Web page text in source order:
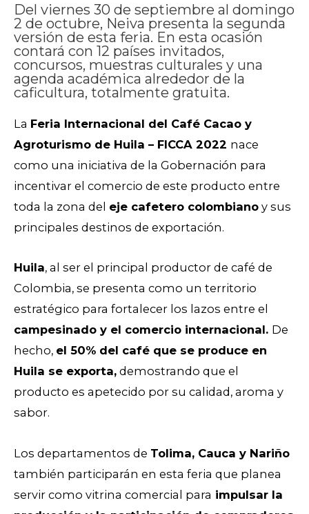
Del viernes 30 de septiembre al domingo
2 de octubre, Neiva presenta la segunda
versión de esta feria. En esta ocasión
contará con 12 países invitados,
concursos, muestras culturales y una
agenda académica alrededor de la
caficultura, totalmente gratuita.
La Feria Internacional del Café Cacao y
Agroturismo de Huila – FICCA 2022 nace
como una iniciativa de la Gobernación para
incentivar el comercio de este producto entre
toda la zona del eje cafetero colombiano y sus
principales destinos de exportación.
Huila, al ser el principal productor de café de
Colombia, se presenta como un territorio
estratégico para fortalecer los lazos entre el
campesinado y el comercio internacional. De
hecho, el 50% del café que se produce en
Huila se exporta, demostrando que el
producto es apetecido por su calidad, aroma y
sabor.
Los departamentos de Tolima, Cauca y Nariño
también participarán en esta feria que planea
servir como vitrina comercial para impulsar la